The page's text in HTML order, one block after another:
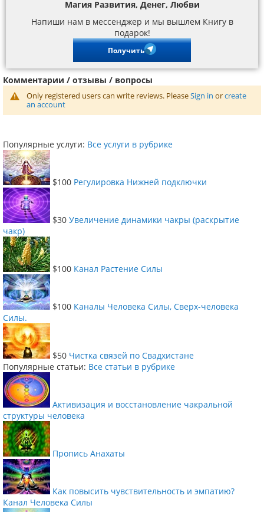
Магия Развития, Денег, Любви
Напиши нам в мессенджер и мы вышлем Книгу в
подарок!
Получить
Комментарии / отзывы / вопросы
Only registered users can write reviews. PleaseSign in orcreate
an account
Популярные услуги: Все услуги в рубрике
$100 Регулировка Нижней подключки
$30 Увеличение динамики чакры (раскрытие
чакр)
$100 Канал Растение Силы
$100 Каналы Человека Силы, Сверх-человека
Силы.
$50 Чистка связей по Свадхистане
Популярные статьи: Все статьи в рубрике
Активизация и восстановление чакральной
структуры человека
Пропись Анахаты
Как повысить чувствительность и эмпатию?
Канал Человека Силы